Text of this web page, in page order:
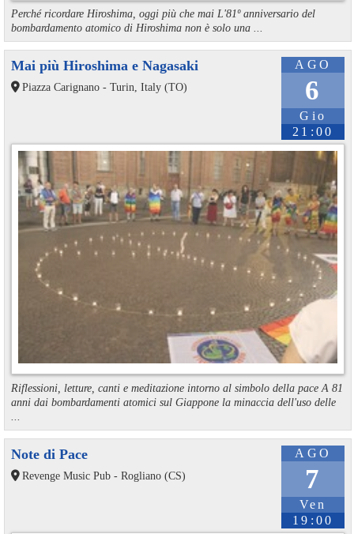
Perché ricordare Hiroshima, oggi più che mai L'81º anniversario del
bombardamento atomico di Hiroshima non è solo una ...
AGO
6
Gio
21:00
Mai più Hiroshima e Nagasaki
Piazza Carignano - Turin, Italy (TO)
Riflessioni, letture, canti e meditazione intorno al simbolo della pace A 81
anni dai bombardamenti atomici sul Giappone la minaccia dell'uso delle
AGO
7
Ven
19:00
Note di Pace
Revenge Music Pub - Rogliano (CS)